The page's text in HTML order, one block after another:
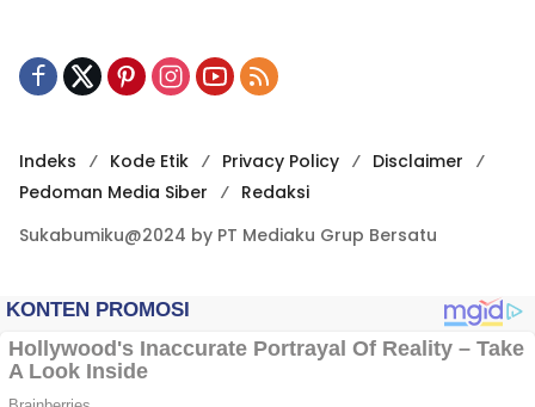
Indeks Kode Etik Privacy Policy
Disclaimer
Pedoman Media Siber
Redaksi
Sukabumiku@2024 by PT Mediaku Grup Bersatu